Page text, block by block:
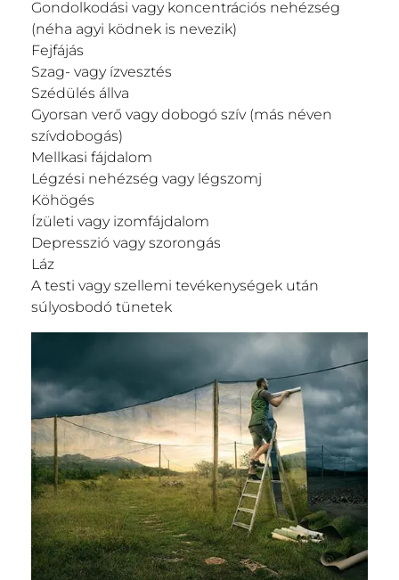
Gondolkodási vagy koncentrációs nehézség
(néha agyi ködnek is nevezik)
Fejfájás
Szag- vagy ízvesztés
Szédülés állva
Gyorsan verő vagy dobogó szív (más néven
szívdobogás)
Mellkasi fájdalom
Légzési nehézség vagy légszomj
Köhögés
Ízületi vagy izomfájdalom
Depresszió vagy szorongás
Láz
A testi vagy szellemi tevékenységek után
súlyosbodó tünetek